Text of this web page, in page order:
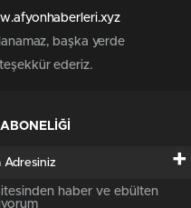
başka yerde
ederiz.
+
haber ve ebülten